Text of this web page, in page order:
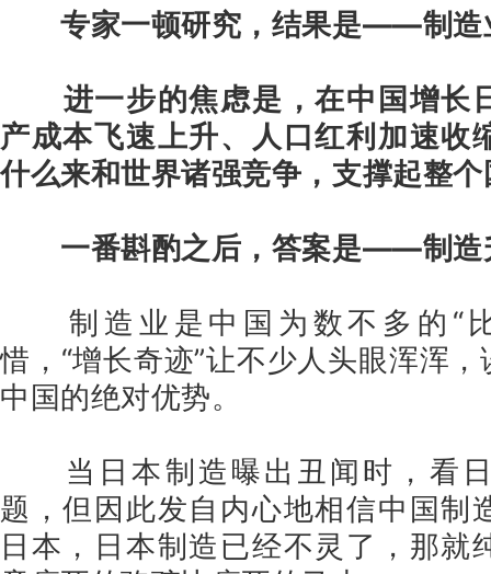
专家一顿研究，结果是——制造
进一步的焦虑是，在中国增长
产成本飞速上升、人口红利加速收
什么来和世界诸强竞争，支撑起整
一番斟酌之后，答案是——制造
制造业是中国为数不多的“
惜，“增长奇迹”让不少人头眼浑浑
中国的绝对优势。
当日本制造曝出丑闻时，看
题，但因此发自内心地相信中国制
日本，日本制造已经不灵了，那就